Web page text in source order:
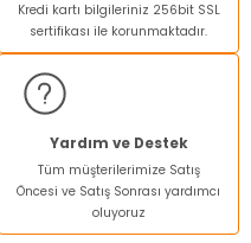
bulunuyor.
Kredi kartı bilgileriniz 256bit SSL
sertifikası ile korunmaktadır.
Yardım ve Destek
Tüm müşterilerimize Satış
Öncesi ve Satış Sonrası yardımcı
oluyoruz